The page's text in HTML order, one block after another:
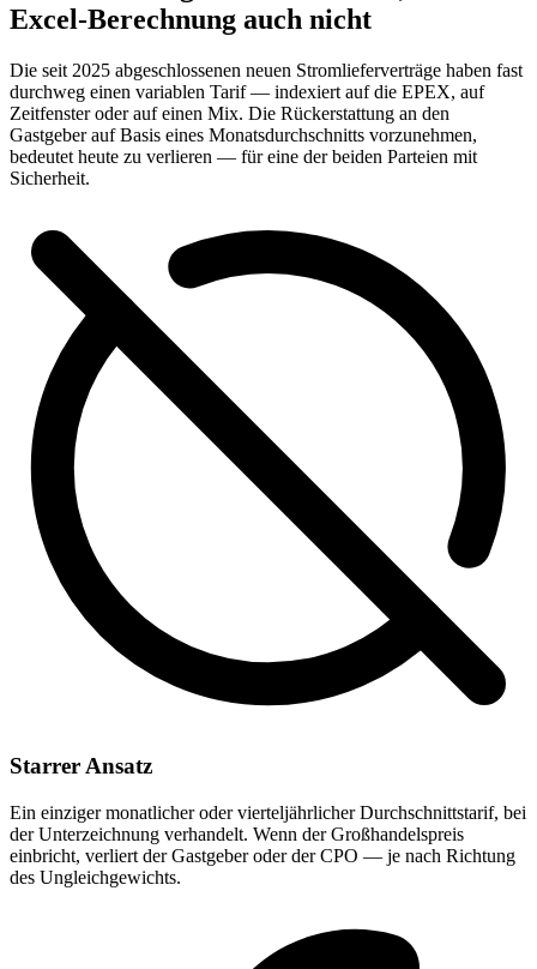
Excel-Berechnung auch nicht
Die seit 2025 abgeschlossenen neuen Stromlieferverträge haben fast
durchweg einen variablen Tarif — indexiert auf die EPEX, auf
Zeitfenster oder auf einen Mix. Die Rückerstattung an den
Gastgeber auf Basis eines Monatsdurchschnitts vorzunehmen,
bedeutet heute zu verlieren — für eine der beiden Parteien mit
Sicherheit.
Starrer Ansatz
Ein einziger monatlicher oder vierteljährlicher Durchschnittstarif, bei
der Unterzeichnung verhandelt. Wenn der Großhandelspreis
einbricht, verliert der Gastgeber oder der CPO — je nach Richtung
des Ungleichgewichts.